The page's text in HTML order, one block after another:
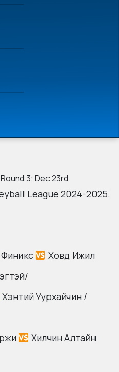
3: Dec 23rd
League 2024-2025.
Ховд Ижил
Хэнтий Уурхайчин /
Хилчин Алтайн